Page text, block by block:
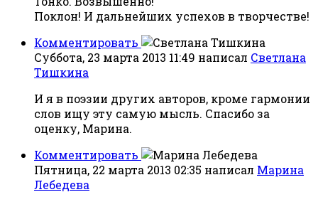
Поклон! И дальнейших успехов в творчестве!
Комментировать
Суббота, 23 марта 2013 11:49 написал Светлана
Тишкина
И я в поэзии других авторов, кроме гармонии
слов ищу эту самую мысль. Спасибо за
оценку, Марина.
Комментировать
Пятница, 22 марта 2013 02:35 написал Марина
Лебедева